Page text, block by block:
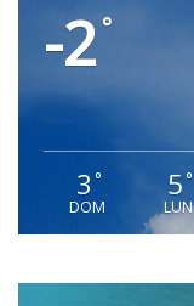
-2 °
3 °
DOM
5 °
LUN